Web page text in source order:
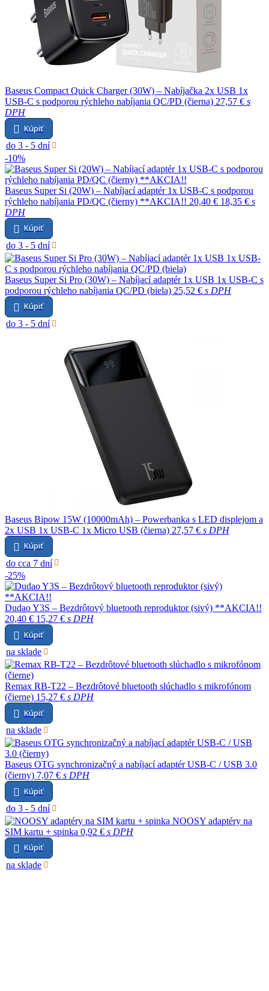
Baseus Compact Quick Charger (30W) – Nabíjačka 2x USB 1x
USB-C s podporou rýchleho nabíjania QC/PD (čierna) 27,57 € s
DPH
Kúpiť
do 3 - 5 dní
-10%
Baseus Super Si (20W) – Nabíjací adaptér 1x USB-C s podporou
rýchleho nabíjania PD/QC (čierny) **AKCIA!! 20,40 € 18,35 € s
DPH
Kúpiť
do 3 - 5 dní
Baseus Super Si Pro (30W) – Nabíjací adaptér 1x USB 1x USB-C s
podporou rýchleho nabíjania QC/PD (biela) 25,52 € s DPH
Kúpiť
do 3 - 5 dní
Baseus Bipow 15W (10000mAh) – Powerbanka s LED displejom a
2x USB 1x USB-C 1x Micro USB (čierna) 27,57 € s DPH
Kúpiť
do cca 7 dní
-25%
Dudao Y3S – Bezdrôtový bluetooth reproduktor (sivý) **AKCIA!!
20,40 € 15,27 € s DPH
Kúpiť
na sklade
Remax RB-T22 – Bezdrôtové bluetooth slúchadlo s mikrofónom
(čierne) 15,27 € s DPH
Kúpiť
na sklade
Baseus OTG synchronizačný a nabíjací adaptér USB-C / USB 3.0
(čierny) 7,07 € s DPH
Kúpiť
do 3 - 5 dní
NOOSY adaptéry na
SIM kartu + spinka 0,92 € s DPH
Kúpiť
na sklade